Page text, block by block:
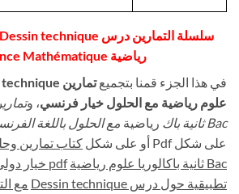
رياضية Science Mathématique
في هذا الجزء قمنا بتجميعتمارين Dessin technique
علوم رياضية مع الحلول خيار فرنسي، و
Bac ثانية باك
رياضية مع الحلول باللغة
على شكل Pdf أو على شكل
Bac ثانية باكالوريا علوم رياضية
pdf خيار
تطبيقية حول درس Dessin technique
مع